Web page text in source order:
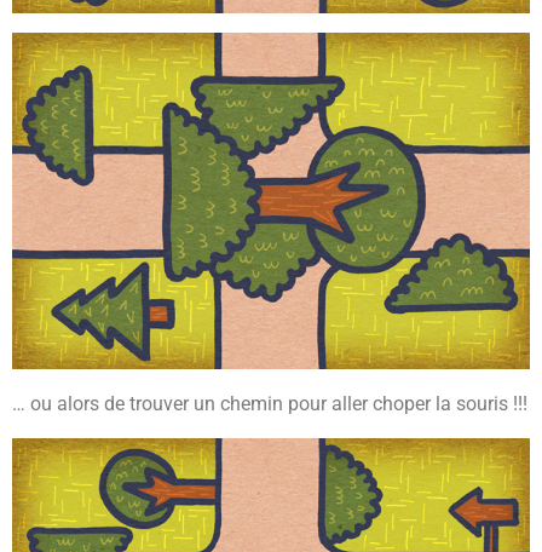
… ou alors de trouver un chemin pour aller choper la souris !!!